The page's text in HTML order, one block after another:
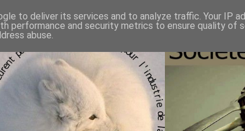
to deliver its services and to analyze traffic. Your IP
performance and security metrics to ensure quality of
abuse.